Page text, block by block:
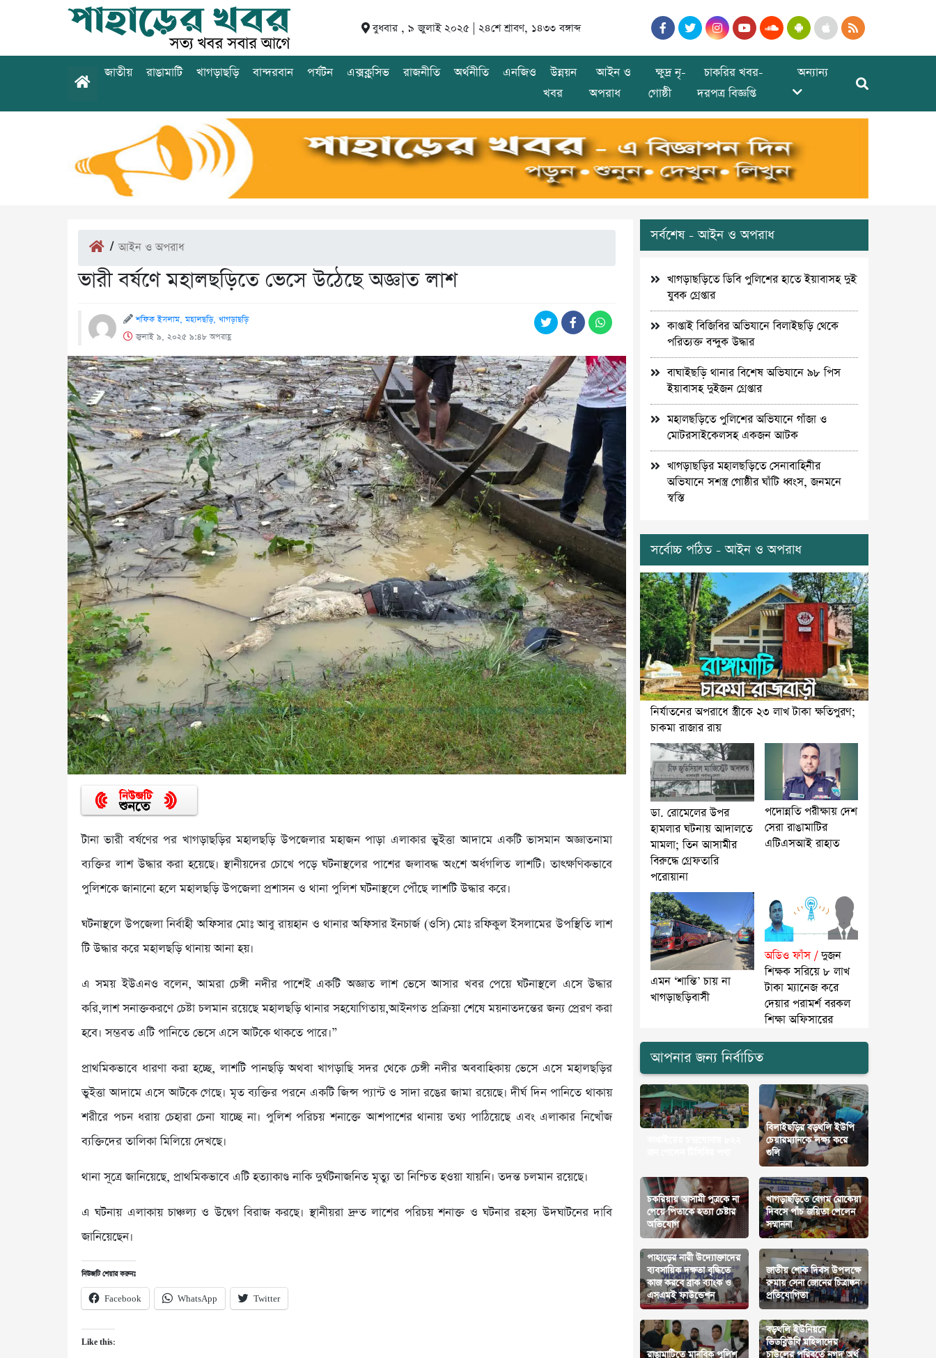
বুধবার , ৯ জুলাই ২০২৫ | ২৪শে শ্রাবণ, ১৪৩৩ বঙ্গাব্দ
জাতীয় রাঙামাটি খাগড়াছড়ি বান্দরবান পর্যটন এক্সক্লুসিভ রাজনীতি অর্থনীতি এনজিও
উন্নয়ন
খবর
আইন ও
অপরাধ
ক্ষুদ্র নৃ-
গোষ্ঠী
চাকরির খবর-
দরপত্র বিজ্ঞপ্তি
অন্যান্য
/আইন ও অপরাধ
ভারী বর্ষণে মহালছড়িতে ভেসে উঠেছে অজ্ঞাত লাশ
শফিক ইসলাম, মহালছড়ি, খাগড়াছড়ি
জুলাই ৯, ২০২৫ ৯:৪৮ অপরাহ্ণ
টানা ভারী বর্ষণের পর খাগড়াছড়ির মহালছড়ি উপজেলার মহাজন পাড়া এলাকার ভুইত্তা আদামে একটি ভাসমান অজ্ঞাতনামা
ব্যক্তির লাশ উদ্ধার করা হয়েছে। স্থানীয়দের চোখে পড়ে ঘটনাস্থলের পাশের জলাবদ্ধ অংশে অর্ধগলিত লাশটি। তাৎক্ষণিকভাবে
পুলিশকে জানানো হলে মহালছড়ি উপজেলা প্রশাসন ও থানা পুলিশ ঘটনাস্থলে পৌঁছে লাশটি উদ্ধার করে।
ঘটনাস্থলে উপজেলা নির্বাহী অফিসার মোঃ আবু রায়হান ও থানার অফিসার ইনচার্জ (ওসি) মোঃ রফিকুল ইসলামের উপস্থিতি লাশ
টি উদ্ধার করে মহালছড়ি থানায় আনা হয়।
এ সময় ইউএনও বলেন, আমরা চেঙ্গী নদীর পাশেই একটি অজ্ঞাত লাশ ভেসে আসার খবর পেয়ে ঘটনাস্থলে এসে উদ্ধার
করি,লাশ সনাক্তকরণে চেষ্টা চলমান রয়েছে মহালছড়ি থানার সহযোগিতায়,আইনগত প্রক্রিয়া শেষে ময়নাতদন্তের জন্য প্রেরণ করা
হবে। সম্ভবত এটি পানিতে ভেসে এসে আটকে থাকতে পারে।”
প্রাথমিকভাবে ধারণা করা হচ্ছে, লাশটি পানছড়ি অথবা খাগড়াছি সদর থেকে চেঙ্গী নদীর অববাহিকায় ভেসে এসে মহালছড়ির
ভুইত্তা আদামে এসে আটকে গেছে। মৃত ব্যক্তির পরনে একটি জিন্স প্যান্ট ও সাদা রঙের জামা রয়েছে। দীর্ঘ দিন পানিতে থাকায়
শরীরে পচন ধরায় চেহারা চেনা যাচ্ছে না। পুলিশ পরিচয় শনাক্তে আশপাশের থানায় তথ্য পাঠিয়েছে এবং এলাকার নিখোঁজ
ব্যক্তিদের তালিকা মিলিয়ে দেখছে।
থানা সূত্রে জানিয়েছে, প্রাথমিকভাবে এটি হত্যাকাণ্ড নাকি দুর্ঘটনাজনিত মৃত্যু তা নিশ্চিত হওয়া যায়নি। তদন্ত চলমান রয়েছে।
এ ঘটনায় এলাকায় চাঞ্চল্য ও উদ্বেগ বিরাজ করছে। স্থানীয়রা দ্রুত লাশের পরিচয় শনাক্ত ও ঘটনার রহস্য উদঘাটনের দাবি
জানিয়েছেন।
নিউজটি শেয়ার করুনঃ
Facebook WhatsApp Twitter
Like this:
সর্বশেষ - আইন ও অপরাধ
খাগড়াছড়িতে ডিবি পুলিশের হাতে ইয়াবাসহ দুই
যুবক গ্রেপ্তার
কাপ্তাই বিজিবির অভিযানে বিলাইছড়ি থেকে
পরিত্যক্ত বন্দুক উদ্ধার
বাঘাইছড়ি থানার বিশেষ অভিযানে ৯৮ পিস
ইয়াবাসহ দুইজন গ্রেপ্তার
মহালছড়িতে পুলিশের অভিযানে গাঁজা ও
মোটরসাইকেলসহ একজন আটক
খাগড়াছড়ির মহালছড়িতে সেনাবাহিনীর
অভিযানে সশস্ত্র গোষ্ঠীর ঘাঁটি ধ্বংস, জনমনে
স্বস্তি
সর্বোচ্চ পঠিত - আইন ও অপরাধ
নির্যাতনের অপরাধে স্ত্রীকে ২৩ লাখ টাকা ক্ষতিপুরণ;
চাকমা রাজার রায়
ডা. রোমেলের উপর
হামলার ঘটনায় আদালতে
মামলা; তিন আসামীর
বিরুদ্ধে গ্রেফতারি
পরোয়ানা
পদোন্নতি পরীক্ষায় দেশ
সেরা রাঙামাটির
এটিএসআই রাহাত
এমন ‘শান্তি’ চায় না
খাগড়াছড়িবাসী
অডিও ফাঁস /দুজন
শিক্ষক সরিয়ে ৮ লাখ
টাকা ম্যানেজ করে
দেয়ার পরামর্শ বরকল
শিক্ষা অফিসারের
আপনার জন্য নির্বাচিত
বিলাইছড়ির বড়থলি ইউপি
চেয়ারম্যানকে লক্ষ্য করে
গুলি
চকরিয়ায় আসামী পুত্রকে না
পেয়ে পিতাকে হত্যা চেষ্টার
অভিযোগ
খাগড়াছড়িতে বেগম রোকেয়া
দিবসে পাঁচ জয়িতা পেলেন
সম্মাননা
পাহাড়ের নারী উদ্যোক্তাদের
ব্যবসায়িক দক্ষতা বৃদ্ধিতে
কাজ করবে ব্রাক ব্যাংক ও
এসএমই ফাউন্ডেশন
জাতীয় শোক দিবস উপলক্ষে
রুমায় সেনা জোনের চিত্রাঙ্কন
প্রতিযোগিতা
রাঙামাটিতে মানবিক পুলিশ
বড়থলি ইউনিয়নে
ভিডব্লিউবি মহিলাদের
চাউলের পরিবর্তে নগদ অর্থ